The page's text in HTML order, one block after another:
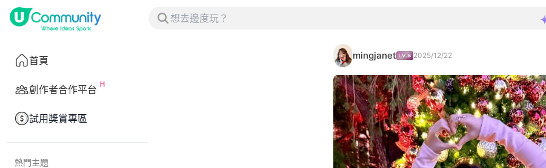
首頁
創作者合作平台
試用獎賞專區
熱門主題
mingjanet 2025/12/22